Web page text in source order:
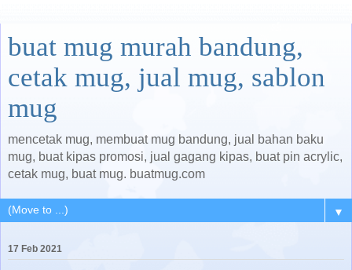
buat mug murah bandung,
cetak mug, jual mug, sablon
mug
mencetak mug, membuat mug bandung, jual bahan baku
mug, buat kipas promosi, jual gagang kipas, buat pin acrylic,
cetak mug, buat mug. buatmug.com
▼
17 Feb 2021